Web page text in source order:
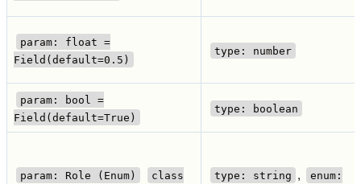
param: float =
Field(default=0.5)
type: number
param: bool =
Field(default=True)
type: boolean
param: Role (Enum)
class
type: string ,
enum: